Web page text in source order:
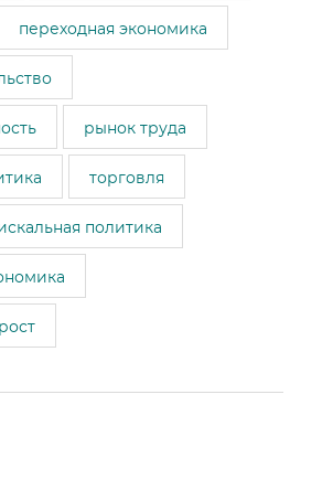
переходная экономика
рынок труда
торговля
политика